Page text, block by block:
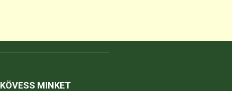
KÖVESS MINKET